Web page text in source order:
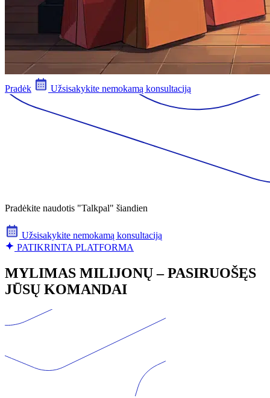
Pradėk Užsisakykite nemokamą konsultaciją
Pradėkite naudotis "Talkpal" šiandien
Užsisakykite nemokamą konsultaciją
PATIKRINTA PLATFORMA
MYLIMAS MILIJONŲ – PASIRUOŠĘS
JŪSŲ KOMANDAI